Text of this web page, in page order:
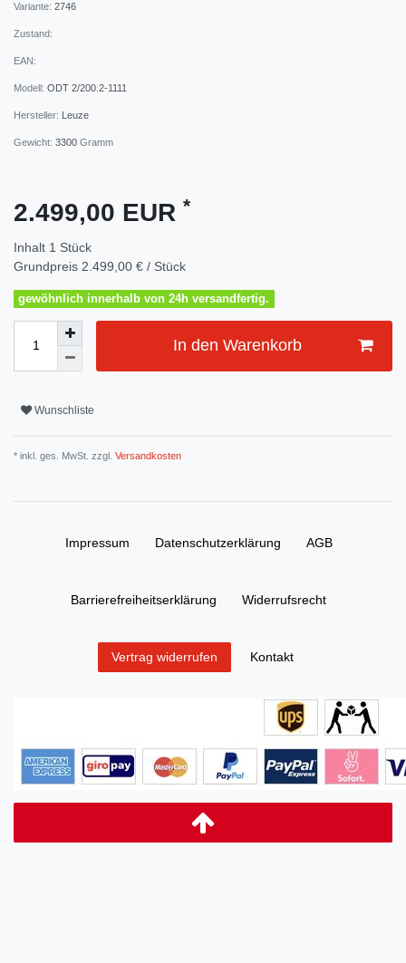
Variante: 2746
Zustand:
EAN:
Modell: ODT 2/200.2-1111
Hersteller: Leuze
Gewicht: 3300 Gramm
2.499,00 EUR *
Inhalt 1 Stück
Grundpreis 2.499,00 € / Stück
gewöhnlich innerhalb von 24h versandfertig.
In den Warenkorb
Wunschliste
* inkl. ges. MwSt. zzgl. Versandkosten
Impressum Daten­schutz­erklärung AGB
Barrierefreiheitserklärung Widerrufs­recht
Vertrag widerrufen Kontakt